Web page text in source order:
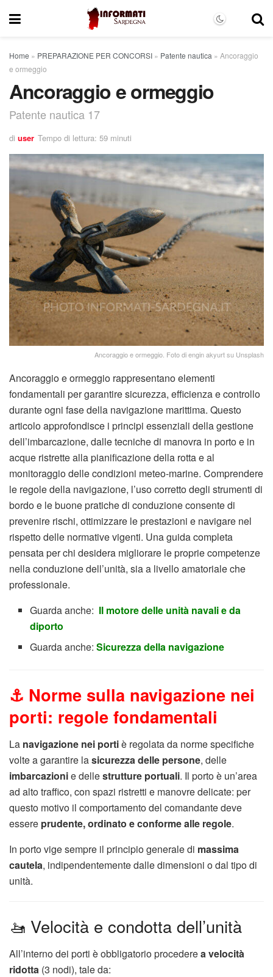
Home » PREPARAZIONE PER CONCORSI » Patente nautica » Ancoraggio
e ormeggio
Ancoraggio e ormeggio
Patente nautica 17
di user Tempo di lettura: 59 minuti
Ancoraggio e ormeggio. Foto di engin akyurt su Unsplash
Ancoraggio e ormeggio rappresentano elementi
fondamentali per garantire sicurezza, efficienza e controllo
durante ogni fase della navigazione marittima. Questo
articolo approfondisce i principi essenziali della gestione
dell’imbarcazione, dalle tecniche di manovra in porto e in
acque ristrette alla pianificazione della rotta e al
monitoraggio delle condizioni meteo-marine. Comprendere
le regole della navigazione, l’uso corretto degli strumenti di
bordo e le buone pratiche di conduzione consente di
prevenire rischi, ottimizzare le prestazioni e navigare nel
rispetto delle normative vigenti. Una guida completa
pensata per chi desidera migliorare le proprie competenze
nella conduzione dell’unità, sia a livello amatoriale che
professionale.
Guarda anche: Il motore delle unità navali e da
diporto
Guarda anche:Sicurezza della navigazione
⚓ Norme sulla navigazione nei
porti: regole fondamentali
La navigazione nei portiè regolata da norme specifiche
volte a garantire lasicurezza delle persone, delle
imbarcazionie dellestrutture portuali. Il porto è un’area
ad alto traffico, con spazi ristretti e manovre delicate: per
questo motivo il comportamento del comandante deve
essere prudente, ordinato e conforme alle regole.
In porto vige sempre il principio generale di massima
cautela, indipendentemente dalle dimensioni o dal tipo di
unità.
🚤 Velocità e condotta dell’unità
All’interno dei porti è obbligatorio procederea velocità
ridotta (3 nodi), tale da: